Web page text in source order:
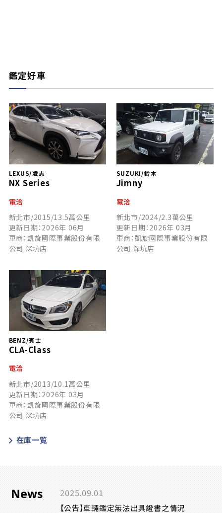
鑑定好車
LEXUS/凌志
NX Series
電洽
新北市/2015/13.5萬公里
更新日期：2026年 06月
車商：凱旋國際事業股份有限
公司 深坑店
SUZUKI/鈴木
Jimny
電洽
新北市/2024/2.3萬公里
更新日期：2026年 03月
車商：凱旋國際事業股份有限
公司 深坑店
BENZ/賓士
CLA-Class
電洽
新北市/2013/10.1萬公里
更新日期：2026年 03月
車商：凱旋國際事業股份有限
公司 深坑店
在庫一覧
News 2025.09.01
【公告】車輛鑑定無法出具證書之情況